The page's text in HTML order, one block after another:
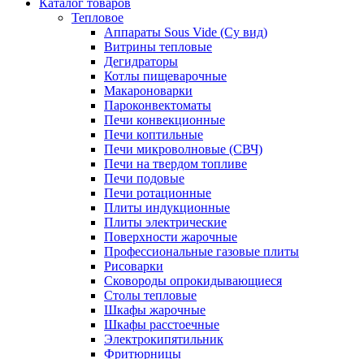
Каталог товаров
Тепловое
Аппараты Sous Vide (Су вид)
Витрины тепловые
Дегидраторы
Котлы пищеварочные
Макароноварки
Пароконвектоматы
Печи конвекционные
Печи коптильные
Печи микроволновые (СВЧ)
Печи на твердом топливе
Печи подовые
Печи ротационные
Плиты индукционные
Плиты электрические
Поверхности жарочные
Профессиональные газовые плиты
Рисоварки
Сковороды опрокидывающиеся
Столы тепловые
Шкафы жарочные
Шкафы расстоечные
Электрокипятильник
Фритюрницы